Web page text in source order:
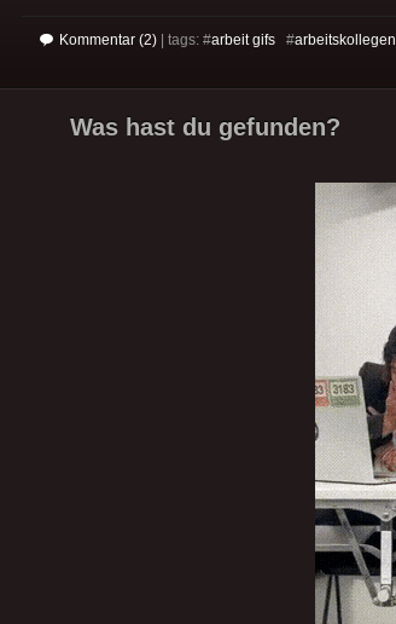
Kommentar (2) | tags: #arbeit gifs #arbeitskollegen
Was hast du gefunden?